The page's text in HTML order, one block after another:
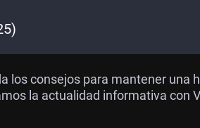
los consejos para mantener una
la actualidad informativa con